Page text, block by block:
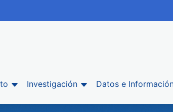
Investigación Datos e